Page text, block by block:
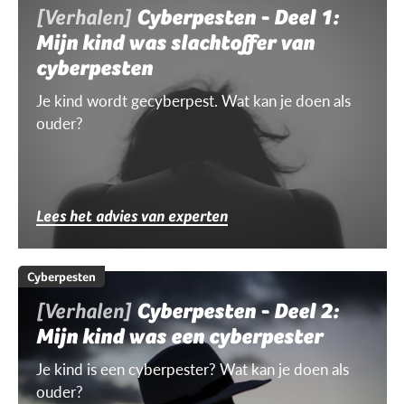
[Verhalen] Cyberpesten - Deel 1:
Mijn kind was slachtoffer van
cyberpesten
Je kind wordt gecyberpest. Wat kan je doen als
ouder?
Lees het advies van experten
Cyberpesten
[Verhalen] Cyberpesten - Deel 2:
Mijn kind was een cyberpester
Je kind is een cyberpester? Wat kan je doen als
ouder?